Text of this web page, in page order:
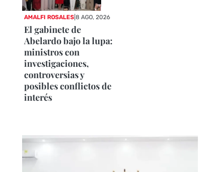
AMALFI ROSALES |8 AGO, 2026
El gabinete de
Abelardo bajo la lupa:
ministros con
investigaciones,
controversias y
posibles conflictos de
interés